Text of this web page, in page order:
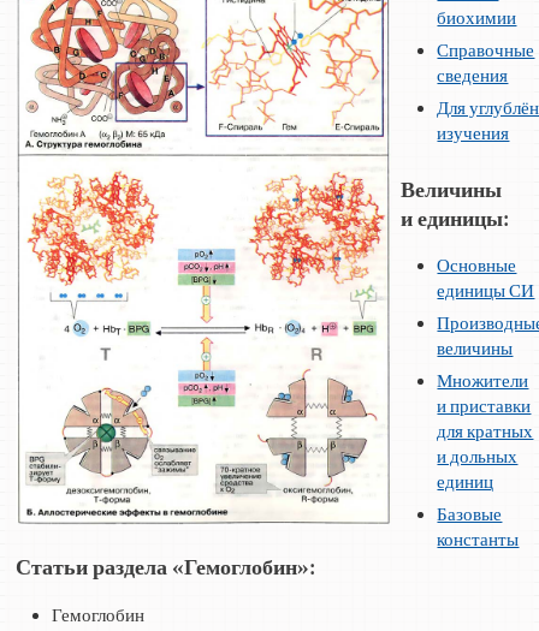
Статьи раздела «Гемоглобин»:
Гемоглобин
биохимии
Справочные
сведения
Для
изучения
Величины
и единицы:
Основные
единицы СИ
величины
Множители
и приставки
для кратных
и дольных
единиц
Базовые
константы